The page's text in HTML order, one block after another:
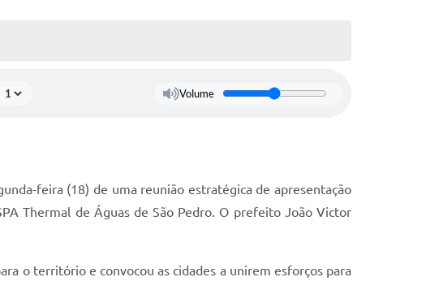
Volume
feira (18) de uma reunião estratégica de apresentação
Thermal de Águas de São Pedro. O prefeito João Victor
o território e convocou as cidades a unirem esforços para